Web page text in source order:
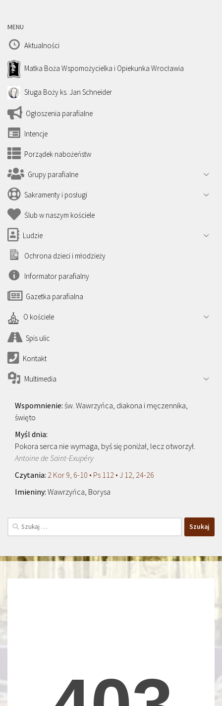
MENU
Aktualności
Matka Boża Wspomożycielka i Opiekunka Wrocławia
Sługa Boży ks. Jan Schneider
Ogłoszenia parafialne
Intencje
Porządek nabożeństw
Grupy parafialne
Sakramenty i posługi
Ślub w naszym kościele
Ludzie
Ochrona dzieci i młodzieży
Informator parafialny
Gazetka parafialna
O kościele
Spis ulic
Kontakt
Multimedia
św. Wawrzyńca, diakona i męczennika,
święto
Pokora serca nie wymaga, byś się poniżał, lecz otworzył.
Antoine de Saint-Exupéry
2 Kor 9, 6-10 • Ps 112 • J 12, 24-26
Wawrzyńca, Borysa
Szukaj: